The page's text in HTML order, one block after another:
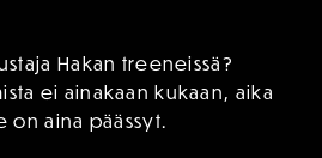
Hakan treeneissä?
ei ainakaan kukaan, aika
aina päässyt.